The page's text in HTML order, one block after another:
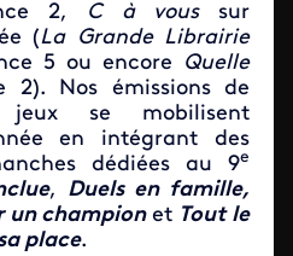
2, C à vous sur
(La Grande Librairie
5 ou encore
Quelle
2). Nos émissions de
jeux se mobilisent
en intégrant des
dédiées au 9e
, Duels en famille,
un champion et Tout le
place.